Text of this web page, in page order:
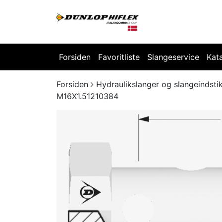
Forsiden Favoritliste Slangeservice
Forsiden
Hydraulikslanger og
M16X1.51210384